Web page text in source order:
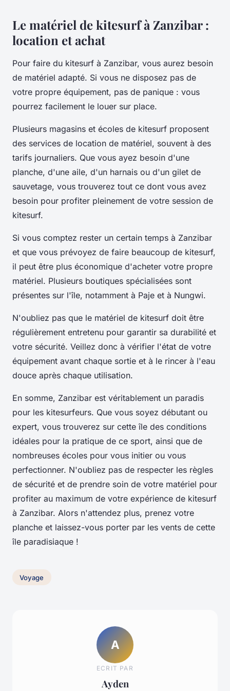
Le matériel de kitesurf à Zanzibar :
location et achat
Pour faire du kitesurf à Zanzibar, vous aurez besoin
de matériel adapté. Si vous ne disposez pas de
votre propre équipement, pas de panique : vous
pourrez facilement le louer sur place.
Plusieurs magasins et écoles de kitesurf proposent
des services de location de matériel, souvent à des
tarifs journaliers. Que vous ayez besoin d'une
planche, d'une aile, d'un harnais ou d'un gilet de
sauvetage, vous trouverez tout ce dont vous avez
besoin pour profiter pleinement de votre session de
kitesurf.
Si vous comptez rester un certain temps à Zanzibar
et que vous prévoyez de faire beaucoup de kitesurf,
il peut être plus économique d'acheter votre propre
matériel. Plusieurs boutiques spécialisées sont
présentes sur l'île, notamment à Paje et à Nungwi.
N'oubliez pas que le matériel de kitesurf doit être
régulièrement entretenu pour garantir sa durabilité et
votre sécurité. Veillez donc à vérifier l'état de votre
équipement avant chaque sortie et à le rincer à l'eau
douce après chaque utilisation.
En somme, Zanzibar est véritablement un paradis
pour les kitesurfeurs. Que vous soyez débutant ou
expert, vous trouverez sur cette île des conditions
idéales pour la pratique de ce sport, ainsi que de
nombreuses écoles pour vous initier ou vous
perfectionner. N'oubliez pas de respecter les règles
de sécurité et de prendre soin de votre matériel pour
profiter au maximum de votre expérience de kitesurf
à Zanzibar. Alors n'attendez plus, prenez votre
planche et laissez-vous porter par les vents de cette
île paradisiaque !
Voyage
A
ECRIT PAR
Ayden